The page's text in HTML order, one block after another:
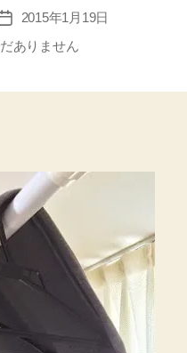
投
稿
日
2015年1月19日
ありません